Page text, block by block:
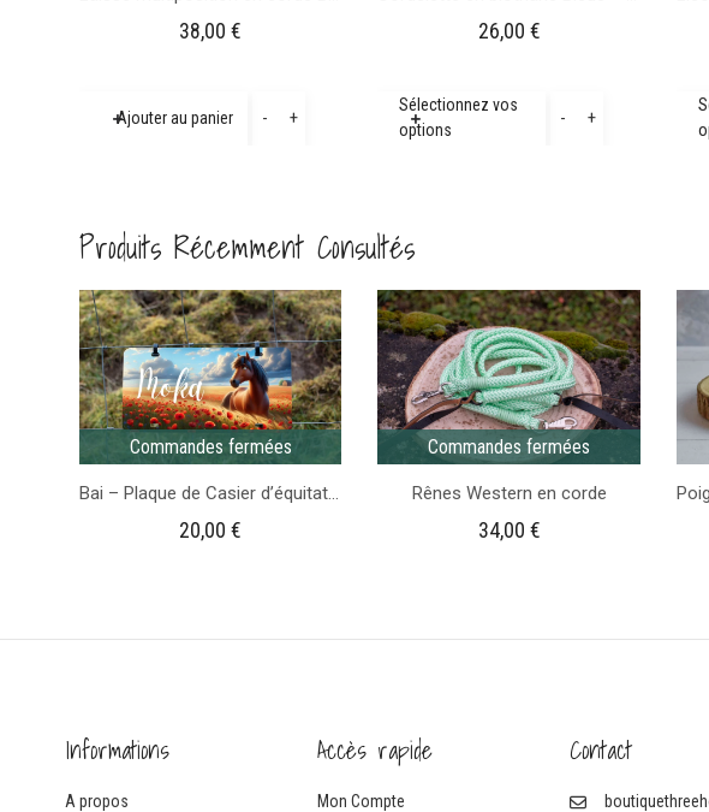
38,00€
Ajouter au panier -
quantité
en
Bleu
foncé
+
26,00 €
Sélectionnez vos
options
-
quantité
-
1m65
+
Produits Récemment Consultés
Commandes fermées
Bai – Plaque de Casier d’équitation
20,00€
Commandes fermées
Rênes Western en corde
34,00 €
Informations
A propos
Accès rapide
Mon Compte
Contact